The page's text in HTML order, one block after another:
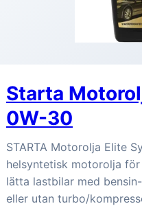
Starta
0W-30
STARTA Motorolja Elite
helsyntetisk motorolja
lätta lastbilar med
eller utan turbo/